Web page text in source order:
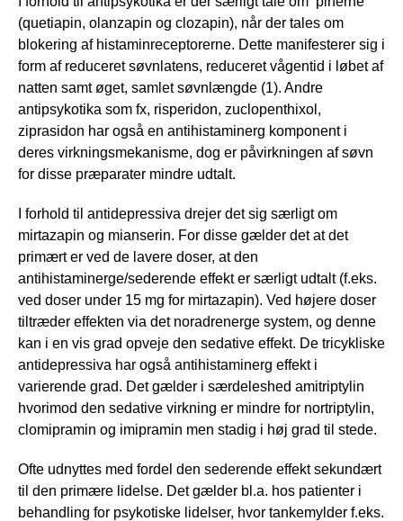
(quetiapin, olanzapin og clozapin), når der tales om
blokering af histaminreceptorerne. Dette manifesterer sig i
form af reduceret søvnlatens, reduceret vågentid i løbet af
natten samt øget, samlet søvnlængde (1). Andre
antipsykotika som fx, risperidon, zuclopenthixol,
ziprasidon har også en antihistaminerg komponent i
deres virkningsmekanisme, dog er påvirkningen af søvn
for disse præparater mindre udtalt.
I forhold til antidepressiva drejer det sig særligt om
mirtazapin og mianserin. For disse gælder det at det
primært er ved de lavere doser, at den
antihistaminerge/sederende effekt er særligt udtalt (f.eks.
ved doser under 15 mg for mirtazapin). Ved højere doser
tiltræder effekten via det noradrenerge system, og denne
kan i en vis grad opveje den sedative effekt. De tricykliske
antidepressiva har også antihistaminerg effekt i
varierende grad. Det gælder i særdeleshed amitriptylin
hvorimod den sedative virkning er mindre for nortriptylin,
clomipramin og imipramin men stadig i høj grad til stede.
Ofte udnyttes med fordel den sederende effekt sekundært
til den primære lidelse. Det gælder bl.a. hos patienter i
behandling for psykotiske lidelser, hvor tankemylder f.eks.